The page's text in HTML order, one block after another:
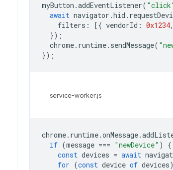
myButton .addEventListener(
await navigator .hid .
filters : [{ vendorId : 0x1234,
});
chrome. runtime. sendMessage(
});
service-worker.js
chrome. runtime.onMessage.
if (message === "newDevice" )
{
const devices = await
for (const device of devices)